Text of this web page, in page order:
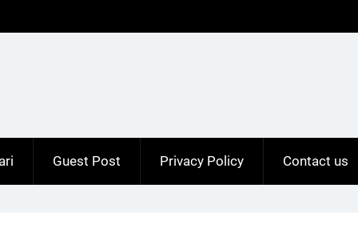
Guest Post Privacy Policy Contact us